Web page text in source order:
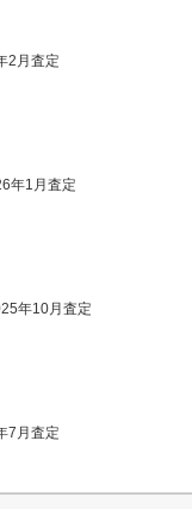
2月査定
年1月査定
年10月査定
7月査定